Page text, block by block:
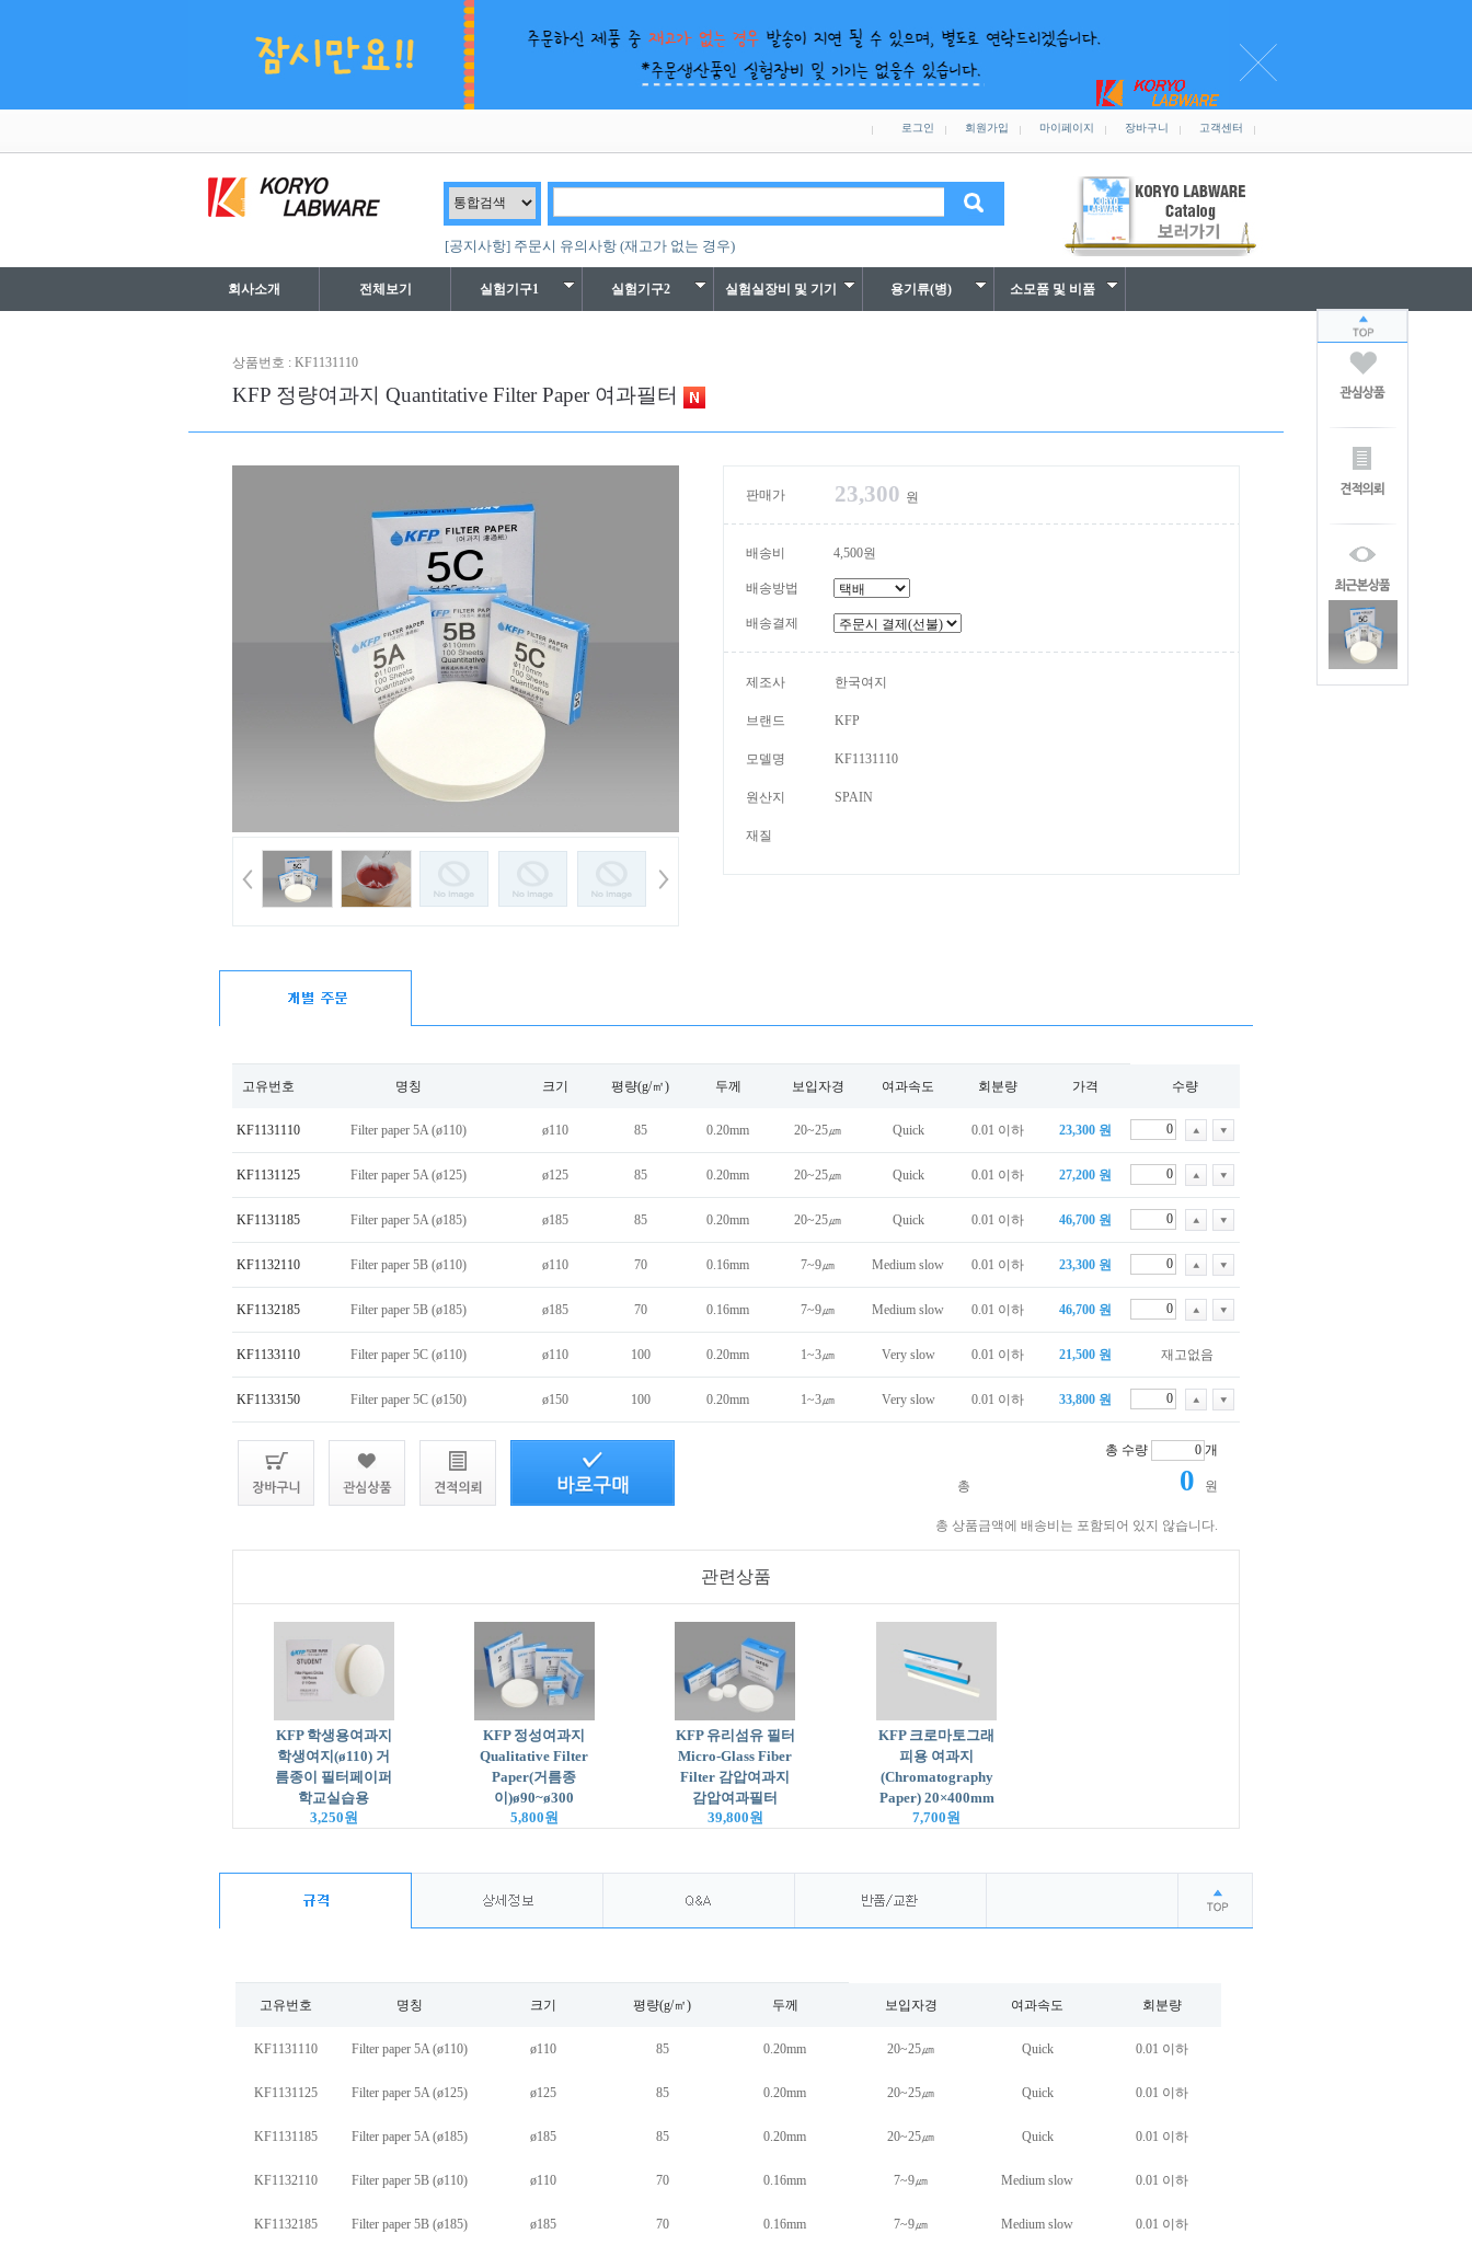
로그인 회원가입 마이페이지 장바구니 고객센터
[공지사항] 주문시 유의사항 (재고가 없는 경우)
회사소개 전체보기 실험기구1 실험기구2 실험실장비 및 기기 용기류(병) 소모품 및 비품
상품번호 : KF1131110
KFP 정량여과지 Quantitative Filter Paper 여과필터
판매가 23,300 원
배송비 4,500원
배송방법
배송결제
제조사 한국여지
브랜드 KFP
모델명 KF1131110
원산지 SPAIN
재질
고유번호 명칭 크기 평량(g/㎡) 두께 보입자경 여과속도 회분량 가격 수량
KF1131110 Filter paper 5A (ø110) ø110 85 0.20mm 20~25㎛ Quick 0.01 이하 23,300 원
KF1131125 Filter paper 5A (ø125) ø125 85 0.20mm 20~25㎛ Quick 0.01 이하 27,200 원
KF1131185 Filter paper 5A (ø185) ø185 85 0.20mm 20~25㎛ Quick 0.01 이하 46,700 원
KF1132110 Filter paper 5B (ø110) ø110 70 0.16mm 7~9㎛ Medium slow 0.01 이하 23,300 원
KF1132185 Filter paper 5B (ø185) ø185 70 0.16mm 7~9㎛ Medium slow 0.01 이하 46,700 원
KF1133110 Filter paper 5C (ø110) ø110 100 0.20mm 1~3㎛ Very slow 0.01 이하 21,500 원 재고없음
KF1133150 Filter paper 5C (ø150) ø150 100 0.20mm 1~3㎛ Very slow 0.01 이하 33,800 원
총 수량 개
총 원
총 상품금액에 배송비는 포함되어 있지 않습니다.
관련상품
KFP 학생용여과지
학생여지(ø110) 거
름종이 필터페이퍼
학교실습용
3,250원
KFP 정성여과지
Qualitative Filter
Paper(거름종
이)ø90~ø300
5,800원
KFP 유리섬유 필터
Micro-Glass Fiber
Filter 감압여과지
감압여과필터
39,800원
KFP 크로마토그래
피용 여과지
(Chromatography
Paper) 20×400mm
7,700원
고유번호 명칭 크기 평량(g/㎡) 두께 보입자경 여과속도 회분량
KF1131110 Filter paper 5A (ø110) ø110 85 0.20mm 20~25㎛ Quick 0.01 이하
KF1131125 Filter paper 5A (ø125) ø125 85 0.20mm 20~25㎛ Quick 0.01 이하
KF1131185 Filter paper 5A (ø185) ø185 85 0.20mm 20~25㎛ Quick 0.01 이하
KF1132110 Filter paper 5B (ø110) ø110 70 0.16mm 7~9㎛ Medium slow 0.01 이하
KF1132185 Filter paper 5B (ø185) ø185 70 0.16mm 7~9㎛ Medium slow 0.01 이하